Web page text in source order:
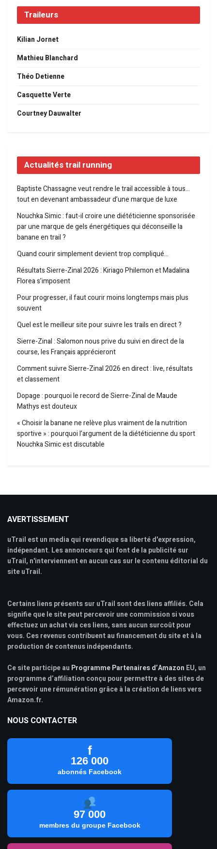
Traileurs
Kilian Jornet
Mathieu Blanchard
Théo Detienne
Casquette Verte
Courtney Dauwalter
Actualités trail running
Baptiste Chassagne veut rendre le trail accessible à tous…
tout en devenant ambassadeur d’une marque de luxe
Nouchka Simic : faut-il croire une diététicienne sponsorisée
par une marque de gels énergétiques qui déconseille la
banane en trail ?
Quand courir simplement devient trop compliqué…
Résultats Sierre-Zinal 2026 : Kiriago Philemon et Madalina
Florea s’imposent
Pour progresser, il faut courir moins longtemps mais plus
souvent
Quel est le meilleur site pour suivre les trails en direct ?
Sierre-Zinal : Salomon nous prive du suivi en direct de la
course, les Français apprécieront
Comment suivre Sierre-Zinal 2026 en direct : live, résultats
et classement
Dopage : pourquoi le record de Sierre-Zinal de Maude
Mathys est douteux
« Choisir la banane ne relève plus vraiment de la nutrition
sportive » : pourquoi l’argument de la diététicienne du sport
Nouchka Simic est discutable
AVERTISSEMENT
uTrail est un media qui revendique sa liberté d'expression,
indépendant. Les annonceurs qui font de la publicité sur
uTrail, n'interviennent en aucun cas sur le contenu éditorial du
site uTrail.
Certains liens présents sur uTrail sont des liens affiliés. Cela
signifie que le site peut percevoir une commission si vous
effectuez un achat via ces liens, sans aucun surcoût pour
vous. Ces revenus contribuent au financement du site et à la
production de contenus indépendants.
Ce site participe au Programme Partenaires d’Amazon EU, un
programme d’affiliation conçu pour permettre à des sites de
percevoir une rémunération grâce à la création de liens vers
Amazon.fr.
NOUS CONTACTER
f
126 000
abonnés Facebook
97 000
membres du groupe Facebook